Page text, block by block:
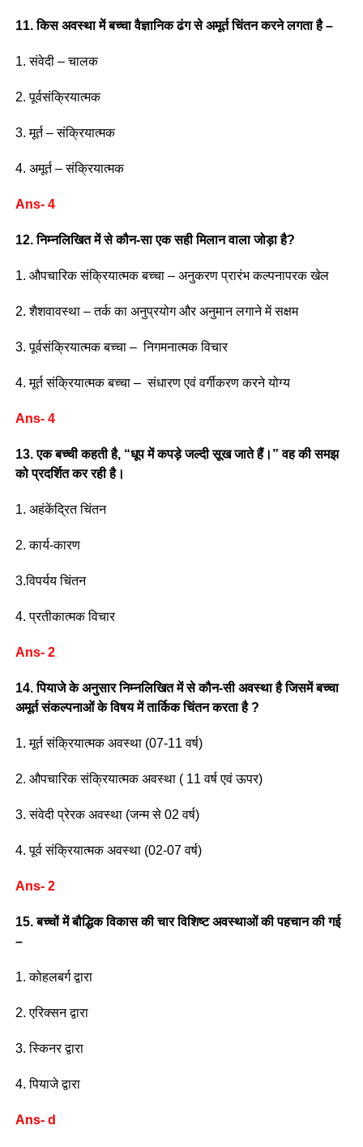
11. किस अवस्था में बच्चा वैज्ञानिक ढंग से अमूर्त चिंतन करने लगता है –
1. संवेदी – चालक
2. पूर्वसंक्रियात्मक
3. मूर्त – संक्रियात्मक
4. अमूर्त – संक्रियात्मक
Ans- 4
12. निम्नलिखित में से कौन-सा एक सही मिलान वाला जोड़ा है?
1. औपचारिक संक्रियात्मक बच्चा – अनुकरण प्रारंभ कल्पनापरक खेल
2. शैशवावस्था – तर्क का अनुप्रयोग और अनुमान लगाने में सक्षम
3. पूर्वसंक्रियात्मक बच्चा – निगमनात्मक विचार
4. मूर्त संक्रियात्मक बच्चा – संधारण एवं वर्गीकरण करने योग्य
Ans- 4
13. एक बच्ची कहती है, “धूप में कपड़े जल्दी सूख जाते हैं।” वह की समझ
को प्रदर्शित कर रही है।
1. अहंकेंद्रित चिंतन
2. कार्य-कारण
3.विपर्यय चिंतन
4. प्रतीकात्मक विचार
Ans- 2
14. पियाजे के अनुसार निम्नलिखित में से कौन-सी अवस्था है जिसमें बच्चा
अमूर्त संकल्पनाओं के विषय में तार्किक चिंतन करता है ?
1. मूर्त संक्रियात्मक अवस्था (07-11 वर्ष)
2. औपचारिक संक्रियात्मक अवस्था ( 11 वर्ष एवं ऊपर)
3. संवेदी प्रेरक अवस्था (जन्म से 02 वर्ष)
4. पूर्व संक्रियात्मक अवस्था (02-07 वर्ष)
Ans- 2
15. बच्चों में बौद्धिक विकास की चार विशिष्ट अवस्थाओं की पहचान की गई
–
1. कोहलबर्ग द्वारा
2. एरिक्सन द्वारा
3. स्किनर द्वारा
4. पियाजे द्वारा
Ans- d